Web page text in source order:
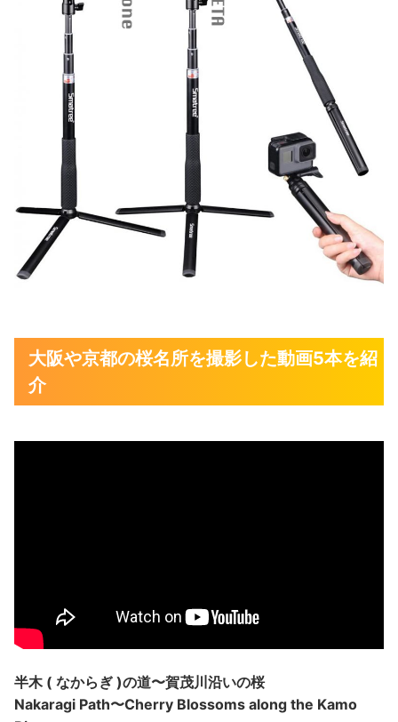
大阪や京都の桜名所を撮影した動画5本を紹
介
半木 ( なからぎ )の道〜賀茂川沿いの桜
Nakaragi Path〜Cherry Blossoms along the Kamo